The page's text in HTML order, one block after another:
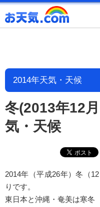
2014年天気・天候
冬(2013年12
気・天候
2014年（平成26年）冬（
りです。
東日本と沖縄・奄美は寒冬